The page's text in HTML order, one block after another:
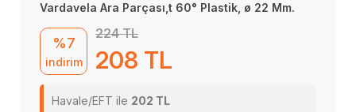
Vardavela Ara Parçası,t 60° Plastik, ø 22 Mm.
%7
indirim
224 TL
208 TL
Havale/EFT ile 202 TL